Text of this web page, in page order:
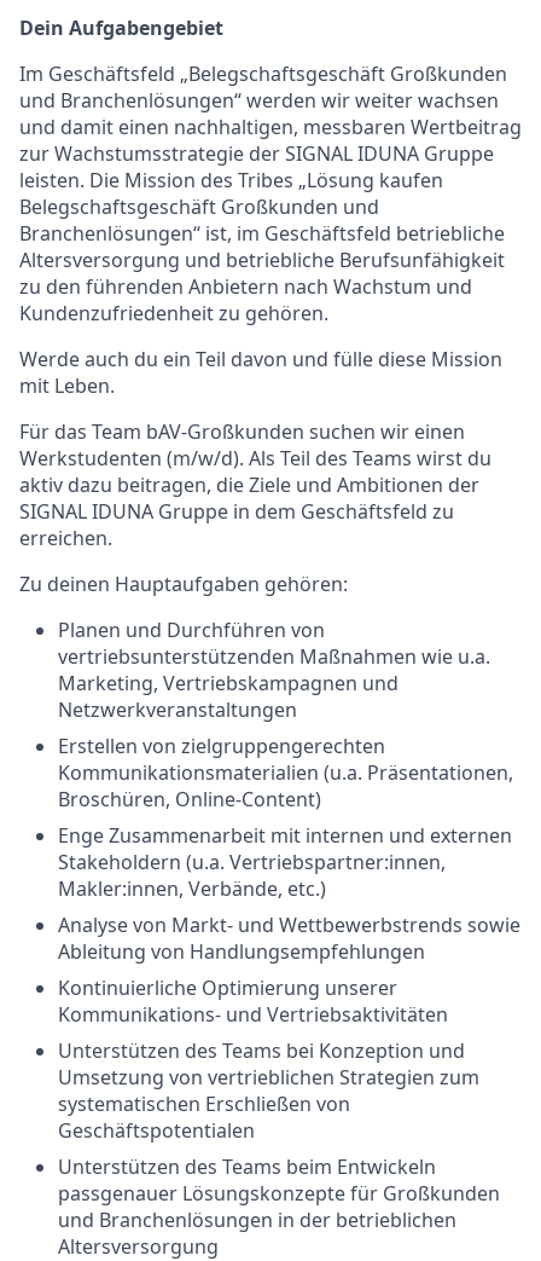
Dein Aufgabengebiet
Im Geschäftsfeld „Belegschaftsgeschäft Großkunden
und Branchenlösungen“ werden wir weiter wachsen
und damit einen nachhaltigen, messbaren Wertbeitrag
zur Wachstumsstrategie der SIGNAL IDUNA Gruppe
leisten. Die Mission des Tribes „Lösung kaufen
Belegschaftsgeschäft Großkunden und
Branchenlösungen“ ist, im Geschäftsfeld betriebliche
Altersversorgung und betriebliche Berufsunfähigkeit
zu den führenden Anbietern nach Wachstum und
Kundenzufriedenheit zu gehören.
Werde auch du ein Teil davon und fülle diese Mission
mit Leben.
Für das Team bAV-Großkunden suchen wir einen
Werkstudenten (m/w/d). Als Teil des Teams wirst du
aktiv dazu beitragen, die Ziele und Ambitionen der
SIGNAL IDUNA Gruppe in dem Geschäftsfeld zu
erreichen.
Zu deinen Hauptaufgaben gehören:
Planen und Durchführen von
vertriebsunterstützenden Maßnahmen wie u.a.
Marketing, Vertriebskampagnen und
Netzwerkveranstaltungen
Erstellen von zielgruppengerechten
Kommunikationsmaterialien (u.a. Präsentationen,
Broschüren, Online-Content)
Enge Zusammenarbeit mit internen und externen
Stakeholdern (u.a. Vertriebspartner:innen,
Makler:innen, Verbände, etc.)
Analyse von Markt- und Wettbewerbstrends sowie
Ableitung von Handlungsempfehlungen
Kontinuierliche Optimierung unserer
Kommunikations- und Vertriebsaktivitäten
Unterstützen des Teams bei Konzeption und
Umsetzung von vertrieblichen Strategien zum
systematischen Erschließen von
Geschäftspotentialen
Unterstützen des Teams beim Entwickeln
passgenauer Lösungskonzepte für Großkunden
und Branchenlösungen in der betrieblichen
Altersversorgung